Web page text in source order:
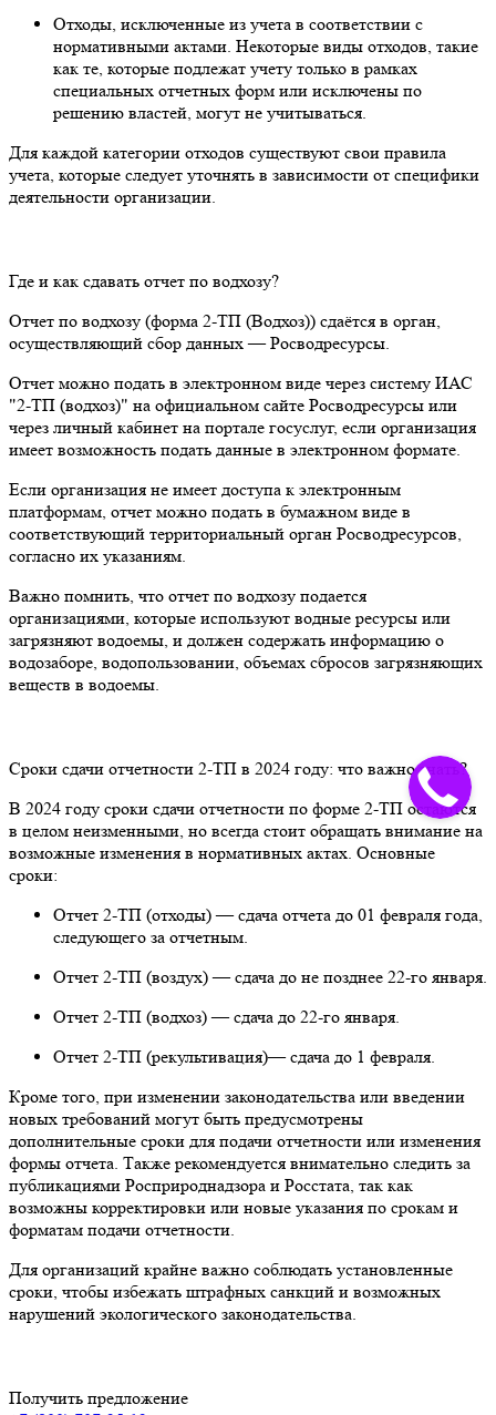
Отходы, исключенные из учета в соответствии с
нормативными актами. Некоторые виды отходов, такие
как те, которые подлежат учету только в рамках
специальных отчетных форм или исключены по
решению властей, могут не учитываться.
Для каждой категории отходов существуют свои правила
учета, которые следует уточнять в зависимости от специфики
деятельности организации.
Где и как сдавать отчет по водхозу?
Отчет по водхозу (форма 2-ТП (Водхоз)) сдаётся в орган,
осуществляющий сбор данных — Росводресурсы.
Отчет можно подать в электронном виде через систему ИАС
"2-ТП (водхоз)" на официальном сайте Росводресурсы или
через личный кабинет на портале госуслуг, если организация
имеет возможность подать данные в электронном формате.
Если организация не имеет доступа к электронным
платформам, отчет можно подать в бумажном виде в
соответствующий территориальный орган Росводресурсов,
согласно их указаниям.
Важно помнить, что отчет по водхозу подается
организациями, которые используют водные ресурсы или
загрязняют водоемы, и должен содержать информацию о
водозаборе, водопользовании, объемах сбросов загрязняющих
веществ в водоемы.
Сроки сдачи отчетности 2-ТП в 2024 году: что важно знать?
В 2024 году сроки сдачи отчетности по форме 2-ТП остаются
в целом неизменными, но всегда стоит обращать внимание на
возможные изменения в нормативных актах. Основные
сроки:
Отчет 2-ТП (отходы) — сдача отчета до 01 февраля года,
следующего за отчетным.
Отчет 2-ТП (воздух) — сдача до не позднее 22-го января.
Отчет 2-ТП (водхоз) — сдача до 22-го января.
Отчет 2-ТП (рекультивация)— сдача до 1 февраля.
Кроме того, при изменении законодательства или введении
новых требований могут быть предусмотрены
дополнительные сроки для подачи отчетности или изменения
формы отчета. Также рекомендуется внимательно следить за
публикациями Росприроднадзора и Росстата, так как
возможны корректировки или новые указания по срокам и
форматам подачи отчетности.
Для организаций крайне важно соблюдать установленные
сроки, чтобы избежать штрафных санкций и возможных
нарушений экологического законодательства.
Получить предложение